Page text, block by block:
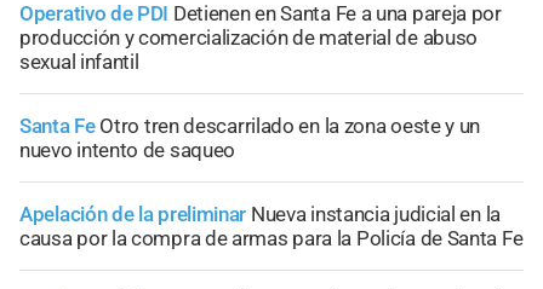
Operativo de PDI Detienen en Santa Fe a una pareja por
producción y comercialización de material de abuso
sexual infantil
Santa Fe Otro tren descarrilado en la zona oeste y un
nuevo intento de saqueo
Apelación de la preliminar Nueva instancia judicial en la
causa por la compra de armas para la Policía de Santa Fe